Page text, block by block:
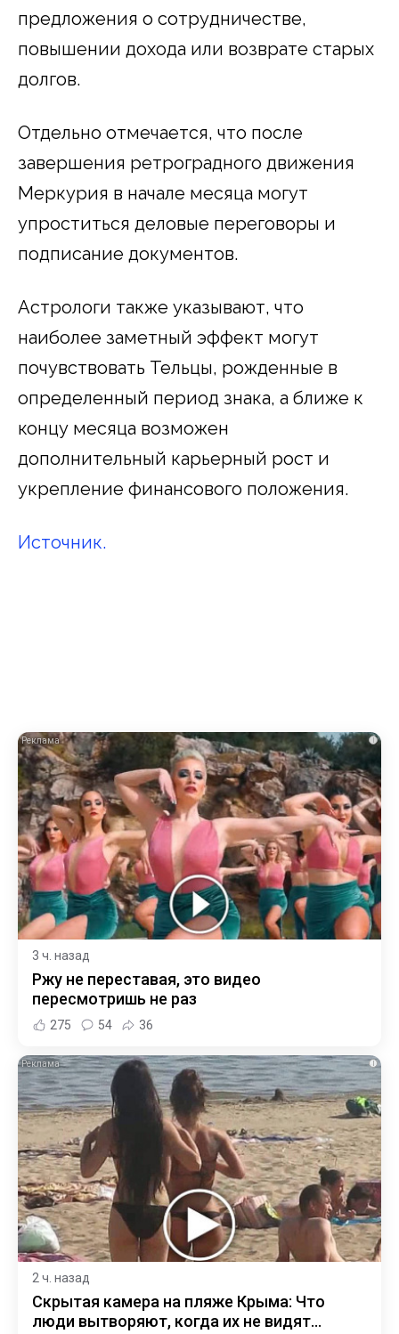
предложения о сотрудничестве,
повышении дохода или возврате старых
долгов.
Отдельно отмечается, что после
завершения ретроградного движения
Меркурия в начале месяца могут
упроститься деловые переговоры и
подписание документов.
Астрологи также указывают, что
наиболее заметный эффект могут
почувствовать Тельцы, рожденные в
определенный период знака, а ближе к
концу месяца возможен
дополнительный карьерный рост и
укрепление финансового положения.
Источник.
i
3 ч. назад
Ржу не переставая, это видео
пересмотришь не раз
275 54 36
i
2 ч. назад
Скрытая камера на пляже Крыма: Что
люди вытворяют, когда их не видят...